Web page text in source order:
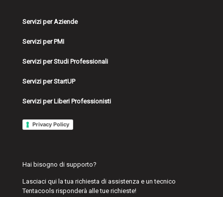
Servizi per Aziende
Servizi per PMI
Servizi per Studi Professionali
Servizi per StartUP
Servizi per Liberi Professionisti
Privacy Policy
Hai bisogno di supporto?
Lasciaci qui la tua richiesta di assistenza e un tecnico
Tentacools risponderà alle tue richieste!